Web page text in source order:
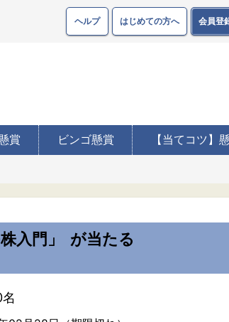
ヘルプ はじめての方へ 会員登
賞 ビンゴ懸賞 【当てコツ】
入門」 が当たる